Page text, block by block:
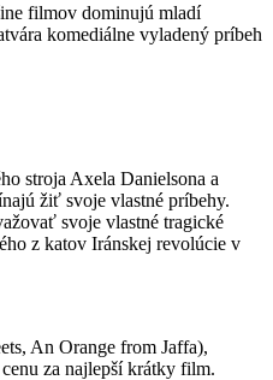
filmov dominujú mladí
komediálne vyladený príbeh
stroja Axela Danielsona a
žiť svoje vlastné príbehy.
svoje vlastné tragické
z katov Iránskej revolúcie v
An Orange from Jaffa),
za najlepší krátky film.